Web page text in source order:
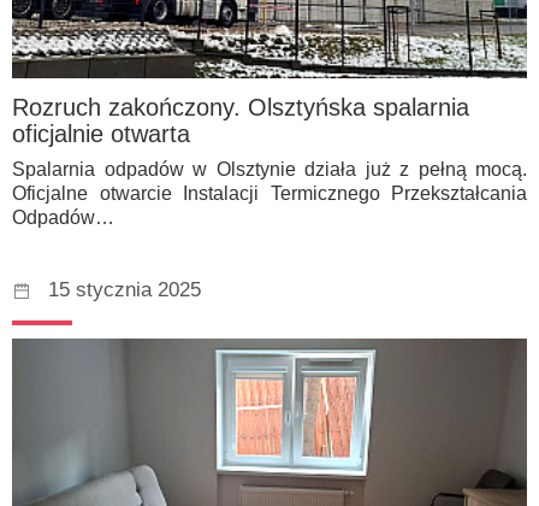
Rozruch zakończony. Olsztyńska spalarnia
oficjalnie otwarta
Spalarnia odpadów w Olsztynie działa już z pełną mocą.
Oficjalne otwarcie Instalacji Termicznego Przekształcania
Odpadów…
15 stycznia 2025